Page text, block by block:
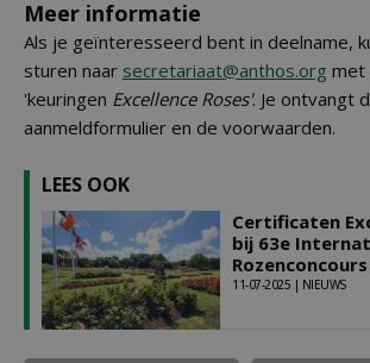
Meer informatie
Als je geïnteresseerd bent in deelname,
sturen naar secretariaat@anthos.org met
'keuringen Excellence Roses'. Je ontvangt
aanmeldformulier en de voorwaarden.
LEES OOK
Certificaten
bij 63e
Rozenconcours
11-07-2025 | NIEUWS